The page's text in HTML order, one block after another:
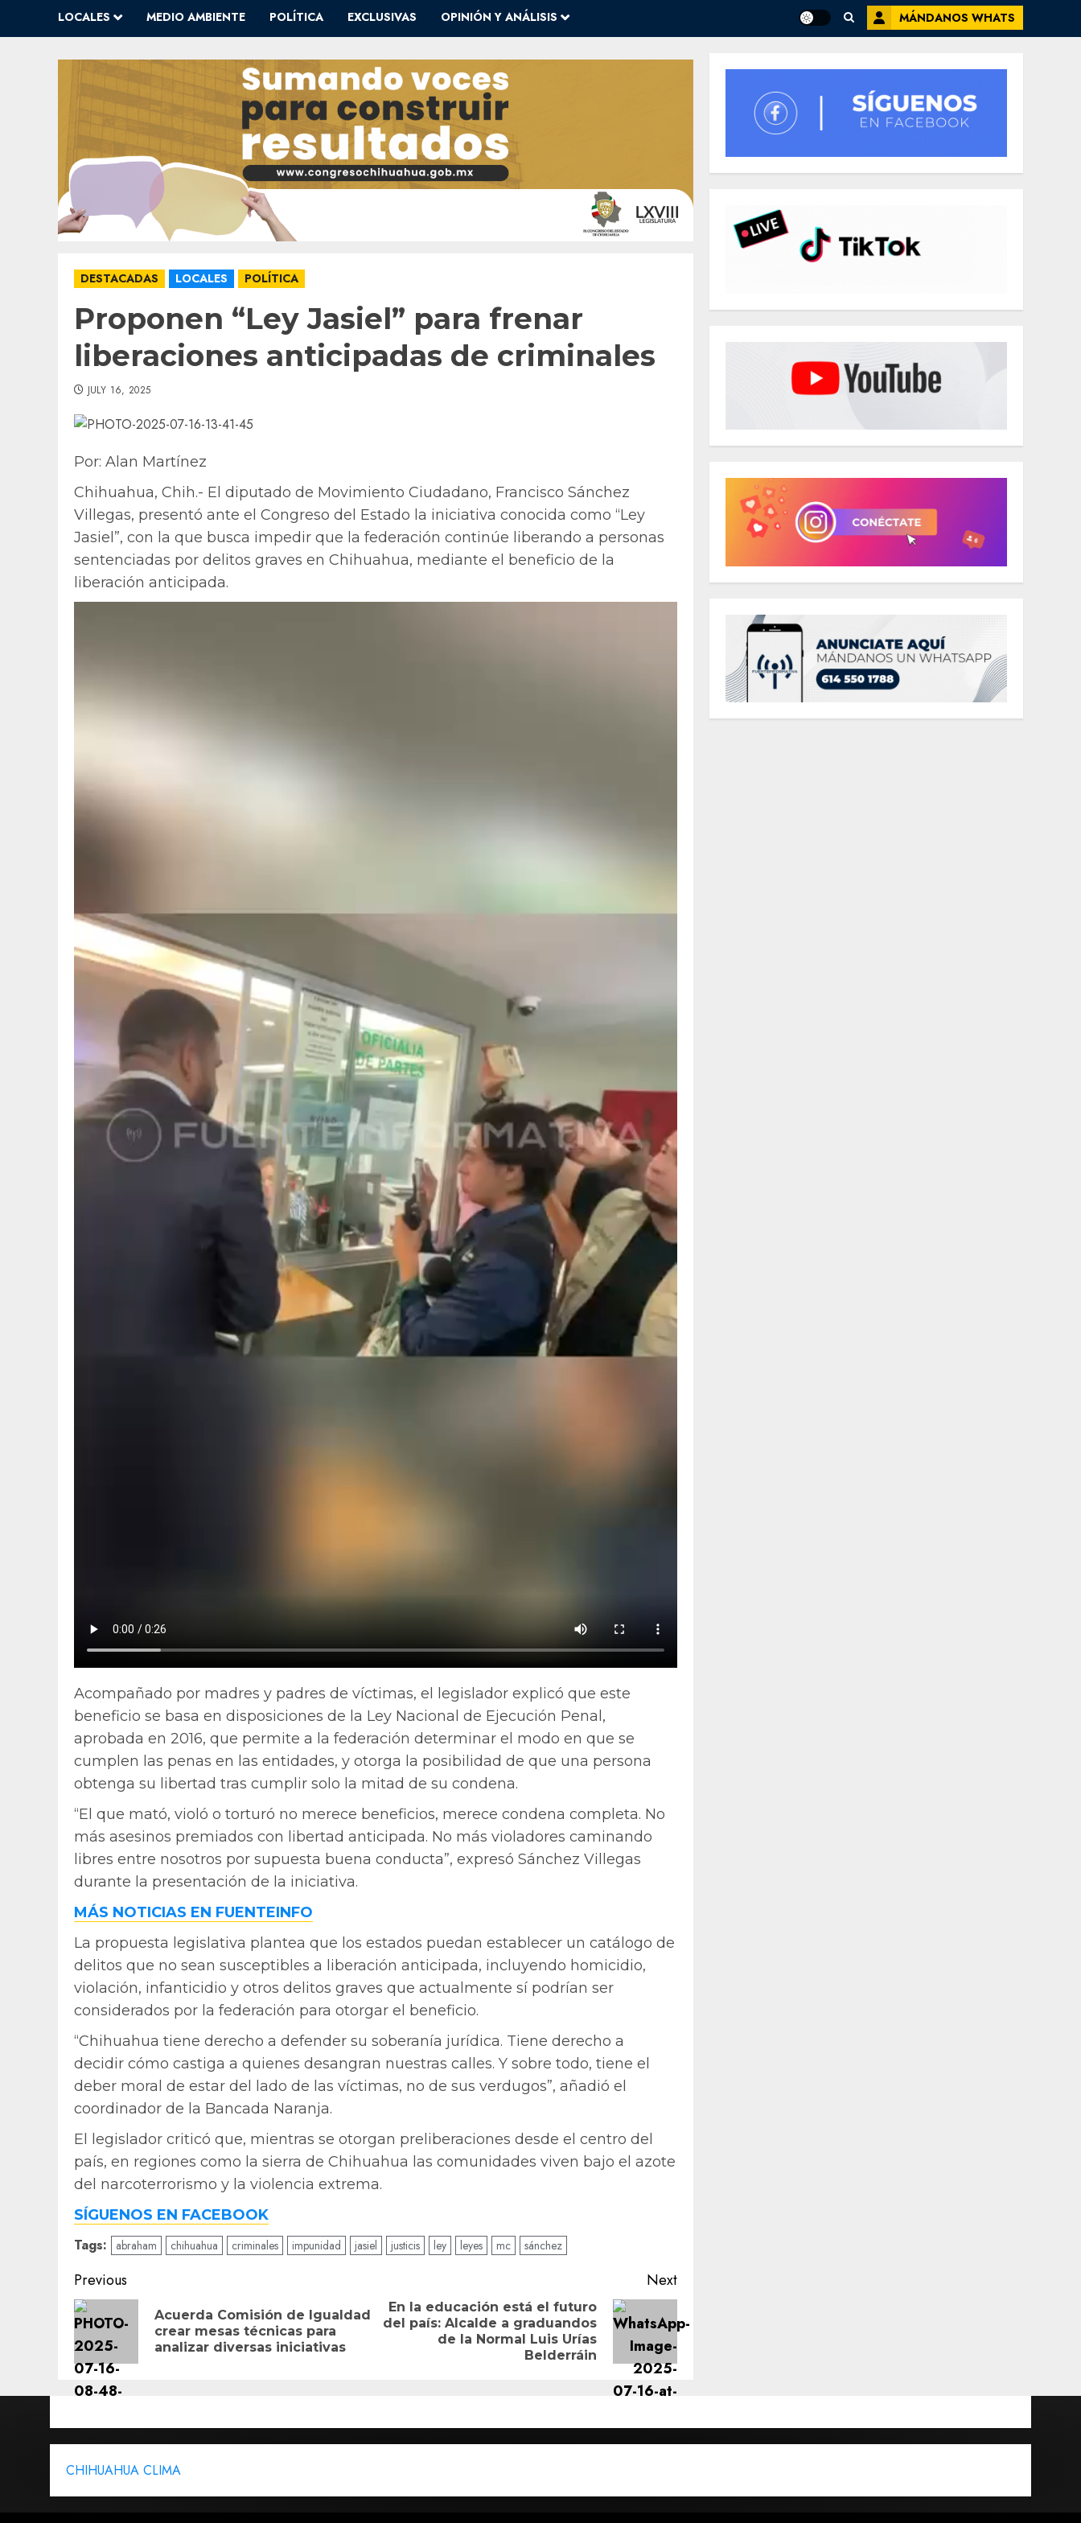
LOCALES MEDIO AMBIENTE POLÍTICA EXCLUSIVAS OPINIÓN Y ANÁLISIS MÁNDANOS WHATS
DESTACADAS LOCALES POLÍTICA
Proponen “Ley Jasiel” para frenar
liberaciones anticipadas de criminales
JULY 16, 2025
Por: Alan Martínez
Chihuahua, Chih.- El diputado de Movimiento Ciudadano, Francisco Sánchez
Villegas, presentó ante el Congreso del Estado la iniciativa conocida como “Ley
Jasiel”, con la que busca impedir que la federación continúe liberando a personas
sentenciadas por delitos graves en Chihuahua, mediante el beneficio de la
liberación anticipada.
Acompañado por madres y padres de víctimas, el legislador explicó que este
beneficio se basa en disposiciones de la Ley Nacional de Ejecución Penal,
aprobada en 2016, que permite a la federación determinar el modo en que se
cumplen las penas en las entidades, y otorga la posibilidad de que una persona
obtenga su libertad tras cumplir solo la mitad de su condena.
“El que mató, violó o torturó no merece beneficios, merece condena completa. No
más asesinos premiados con libertad anticipada. No más violadores caminando
libres entre nosotros por supuesta buena conducta”, expresó Sánchez Villegas
durante la presentación de la iniciativa.
MÁS NOTICIAS EN FUENTEINFO
La propuesta legislativa plantea que los estados puedan establecer un catálogo de
delitos que no sean susceptibles a liberación anticipada, incluyendo homicidio,
violación, infanticidio y otros delitos graves que actualmente sí podrían ser
considerados por la federación para otorgar el beneficio.
“Chihuahua tiene derecho a defender su soberanía jurídica. Tiene derecho a
decidir cómo castiga a quienes desangran nuestras calles. Y sobre todo, tiene el
deber moral de estar del lado de las víctimas, no de sus verdugos”, añadió el
coordinador de la Bancada Naranja.
El legislador criticó que, mientras se otorgan preliberaciones desde el centro del
país, en regiones como la sierra de Chihuahua las comunidades viven bajo el azote
del narcoterrorismo y la violencia extrema.
SÍGUENOS EN FACEBOOK
Tags: abraham chihuahua criminales impunidad jasiel justicis ley leyes mc sánchez
Post
navigation
Previous
Previous
Acuerda Comisión de Igualdad
crear mesas técnicas para
analizar diversas iniciativas
Next
Next
En la educación está el futuro
del país: Alcalde a graduandos
de la Normal Luis Urías
Belderráin
CHIHUAHUA CLIMA